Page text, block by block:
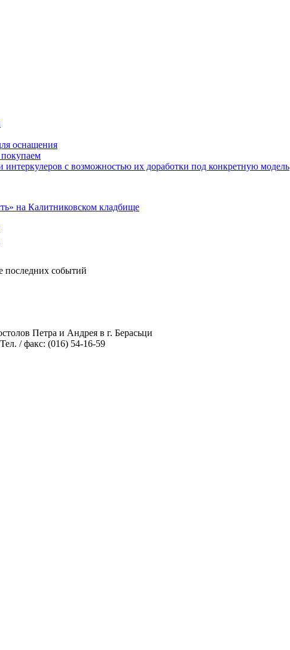
оснащения
с возможностью их доработки под конкретную модель
на Калитниковском кладбище
последних событий
Петра и Андрея в г. Берасьци
/ факс: (016) 54-16-59